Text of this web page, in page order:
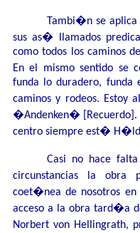
Tambi�n se aplica
sus as� llamados
como todos los caminos
En el mismo sentido se
funda lo duradero, funda
caminos y rodeos.
�Andenken� [Recuerdo].
centro siempre est�
Casi no hace
circunstancias la
coet�nea de nosotros
acceso a la obra tard�a
Norbert von Hellingrath,